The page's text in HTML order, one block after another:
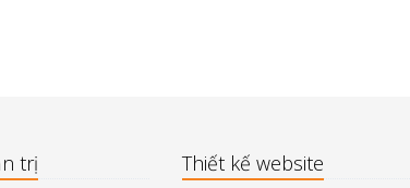
trị Thiết kế website